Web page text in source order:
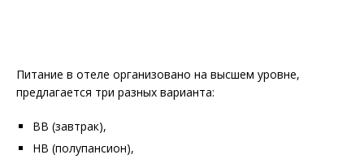
Питание в отеле организовано на высшем уровне,
предлагается три разных варианта:
ВВ (завтрак),
НВ (полупансион),